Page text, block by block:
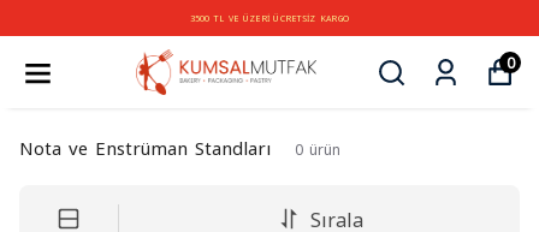
3500 TL VE ÜZERİ ÜCRETSİZ KARGO
0
Nota ve Enstrüman Standları 0 ürün
Sırala